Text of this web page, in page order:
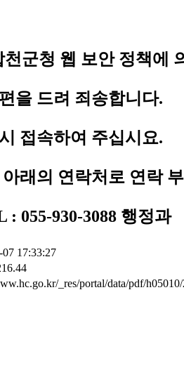
군청 웹 보안 정책에
을 드려 죄송합니다.
접속하여 주십시요.
래의 연락처로 연락
: 055-930-3088 행정과
07 17:33:27
_res/portal/data/pdf/